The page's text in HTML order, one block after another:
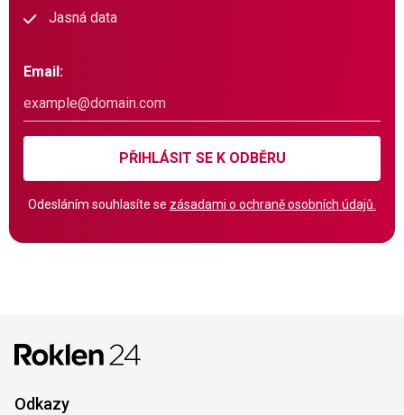
Jasná data
Email:
PŘIHLÁSIT SE K ODBĚRU
Odesláním souhlasíte se zásadami o ochraně osobních údajů.
Odkazy